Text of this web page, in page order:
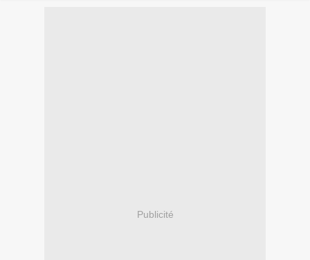
Publicité